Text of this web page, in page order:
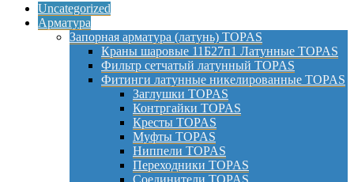
Uncategorized
Арматура
Запорная арматура (латунь) TOPAS
Краны шаровые 11Б27п1 Латунные TOPAS
Фильтр сетчатый латунный TOPAS
Фитинги латунные никелированные TOPAS
Заглушки TOPAS
Контргайки TOPAS
Кресты TOPAS
Муфты TOPAS
Ниппели TOPAS
Переходники TOPAS
Соединители TOPAS